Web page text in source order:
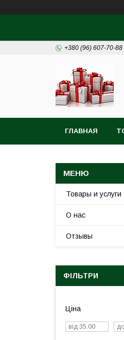
+380 (96) 607-70-88
ГЛАВНАЯ
Товары и услуги
О нас
Отзывы
ФІЛЬТРИ
Ціна